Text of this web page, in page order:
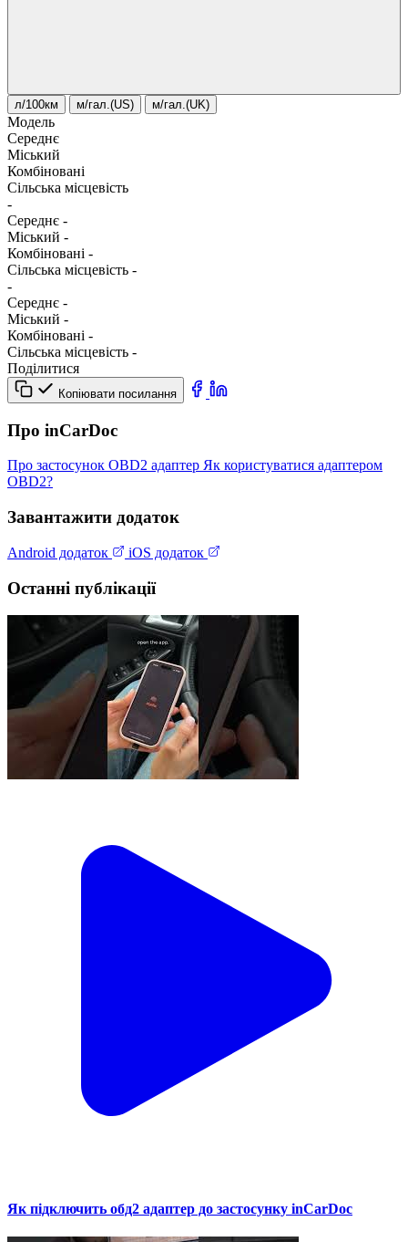
л/100км м/гал.(US) м/гал.(UK)
Модель
Середнє
Міський
Комбіновані
Сільська місцевість
-
Середнє -
Міський -
Комбіновані -
Сільська місцевість -
-
Середнє -
Міський -
Комбіновані -
Сільська місцевість -
Поділитися
Копіювати посилання
Про inCarDoc
Про застосунок OBD2 адаптер Як користуватися адаптером
OBD2?
Завантажити додаток
Android додаток iOS додаток
Останні публікації
Як підключить обд2 адаптер до застосунку inCarDoc